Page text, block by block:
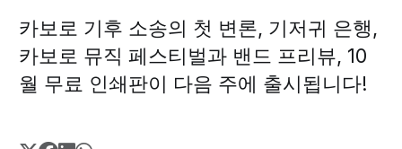
카보로 기후 소송의 첫 변론, 기저귀 은행,
카보로 뮤직 페스티벌과 밴드 프리뷰, 10
월 무료 인쇄판이 다음 주에 출시됩니다!